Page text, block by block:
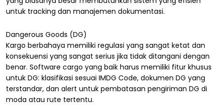
untuk tracking dan manajemen dokumentasi.
Dangerous Goods (DG)
Kargo berbahaya memiliki regulasi yang sangat ketat dan
konsekuensi yang sangat serius jika tidak ditangani dengan
benar. Software cargo yang baik harus memiliki fitur khusus
untuk DG: klasifikasi sesuai IMDG Code, dokumen DG yang
terstandar, dan alert untuk pembatasan pengiriman DG di
moda atau rute tertentu.